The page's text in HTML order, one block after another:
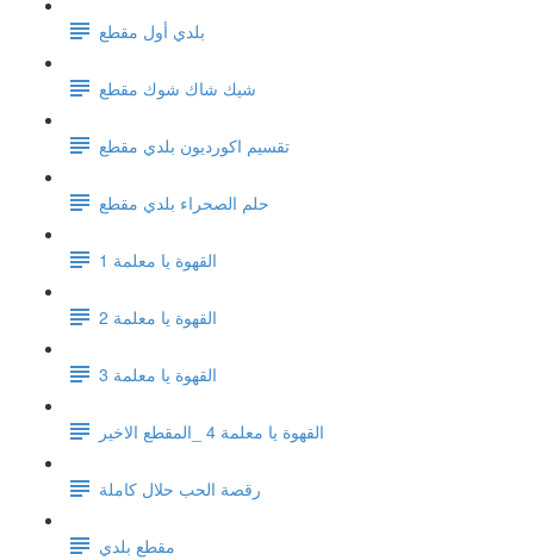
بلدي أول مقطع
شيك شاك شوك مقطع
تقسيم اكورديون بلدي مقطع
حلم الصحراء بلدي مقطع
القهوة يا معلمة 1
القهوة يا معلمة 2
القهوة يا معلمة 3
القهوة يا معلمة 4 _المقطع الاخير
رقصة الحب حلال كاملة
مقطع بلدي